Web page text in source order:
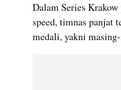
Dalam Series
speed, timnas panjat
medali, yakni